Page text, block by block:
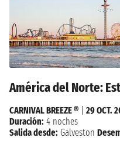
América del Norte:
CARNIVAL BREEZE ®
29 OCT.
Duración: 4 noches
Salida desde: Galveston